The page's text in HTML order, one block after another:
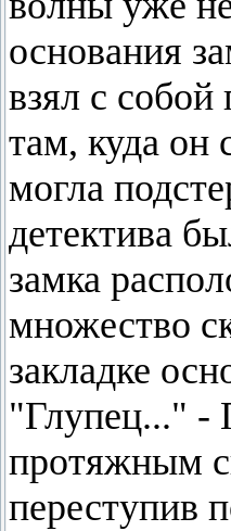
основания
взял с
там, куда он
могла
детектива
замка
множество
закладке
"Глупец..." -
протяжным
переступив